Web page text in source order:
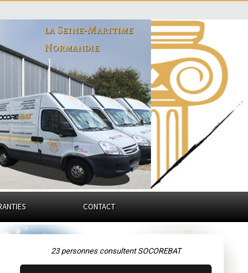
la Seine-Maritime
Normandie
CONTACT
23 personnes consultent SOCOREBAT